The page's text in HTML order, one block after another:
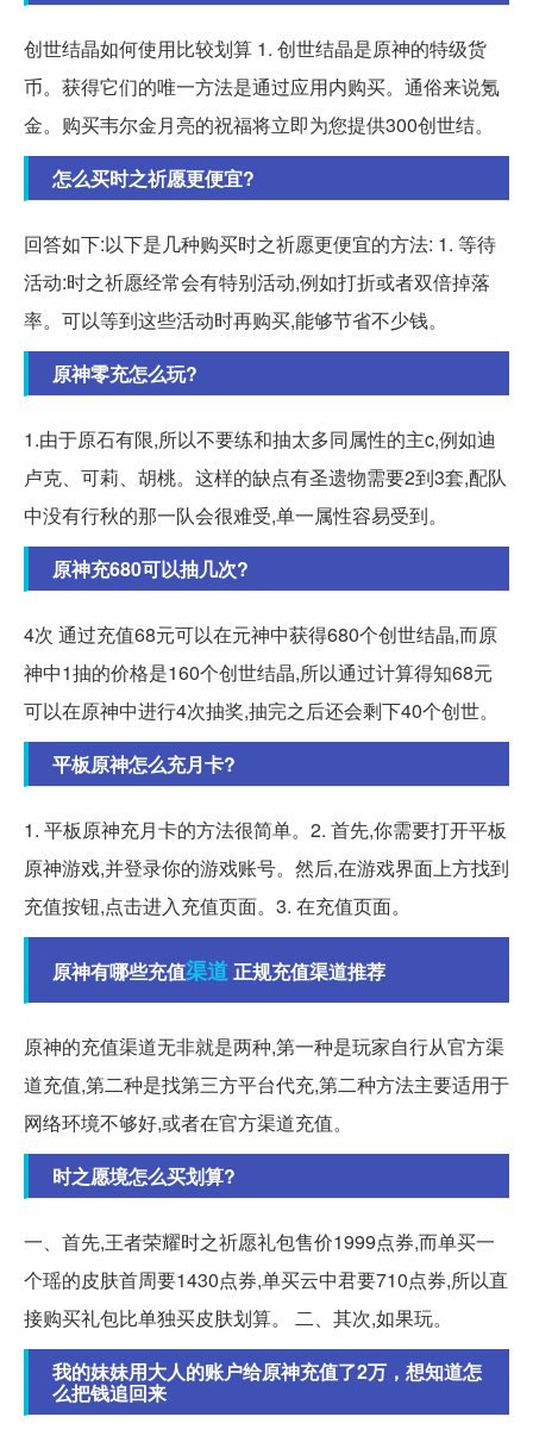
创世结晶如何使用比较划算 1. 创世结晶是原神的特级货
币。获得它们的唯一方法是通过应用内购买。通俗来说氪
金。购买韦尔金月亮的祝福将立即为您提供300创世结。
怎么买时之祈愿更便宜?
回答如下:以下是几种购买时之祈愿更便宜的方法: 1. 等待
活动:时之祈愿经常会有特别活动,例如打折或者双倍掉落
率。可以等到这些活动时再购买,能够节省不少钱。
原神零充怎么玩?
1.由于原石有限,所以不要练和抽太多同属性的主c,例如迪
卢克、可莉、胡桃。这样的缺点有圣遗物需要2到3套,配队
中没有行秋的那一队会很难受,单一属性容易受到。
原神充680可以抽几次?
4次 通过充值68元可以在元神中获得680个创世结晶,而原
神中1抽的价格是160个创世结晶,所以通过计算得知68元
可以在原神中进行4次抽奖,抽完之后还会剩下40个创世。
平板原神怎么充月卡?
1. 平板原神充月卡的方法很简单。2. 首先,你需要打开平板
原神游戏,并登录你的游戏账号。然后,在游戏界面上方找到
充值按钮,点击进入充值页面。3. 在充值页面。
原神有哪些充值渠道正规充值渠道推荐
原神的充值渠道无非就是两种,第一种是玩家自行从官方渠
道充值,第二种是找第三方平台代充,第二种方法主要适用于
网络环境不够好,或者在官方渠道充值。
时之愿境怎么买划算?
一、首先,王者荣耀时之祈愿礼包售价1999点券,而单买一
个瑶的皮肤首周要1430点券,单买云中君要710点券,所以直
接购买礼包比单独买皮肤划算。 二、其次,如果玩。
我的妹妹用大人的账户给原神充值了2万，想知道怎
么把钱追回来